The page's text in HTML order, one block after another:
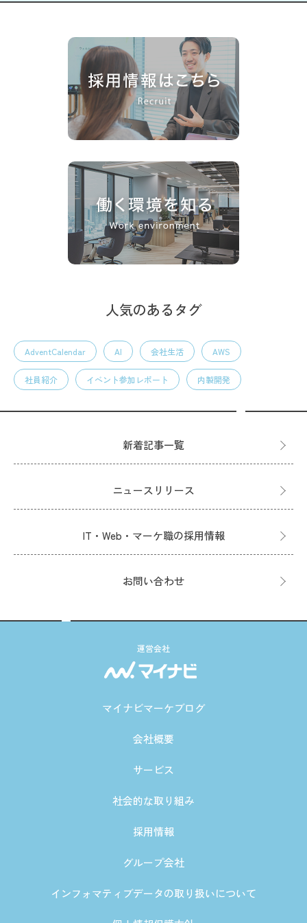
人気のあるタグ
AdventCalendar AI 会社生活 AWS
社員紹介 イベント参加レポート 内製開発
新着記事一覧
ニュースリリース
IT・Web・マーケ職の採用情報
お問い合わせ
運営会社
マイナビマーケブログ
会社概要
サービス
社会的な取り組み
採用情報
グループ会社
インフォマティブデータの取り扱いについて